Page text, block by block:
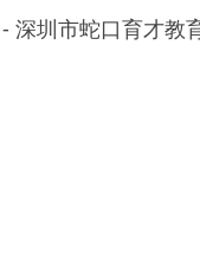
深圳市蛇口育才教